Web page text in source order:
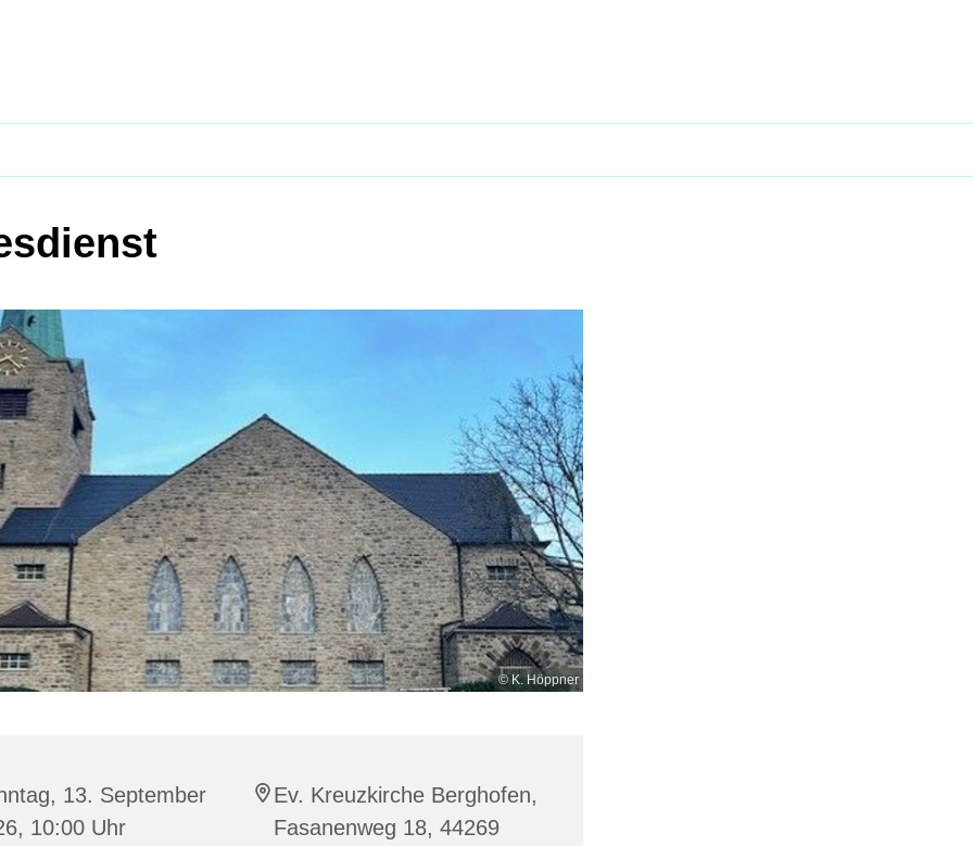
© K. Höppner
13. September
10:00 Uhr
Ev. Kreuzkirche Berghofen,
Fasanenweg 18, 44269